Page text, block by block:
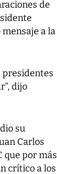
de
a la
presidentes
dijo
su
Carlos
que por más
crítico a los